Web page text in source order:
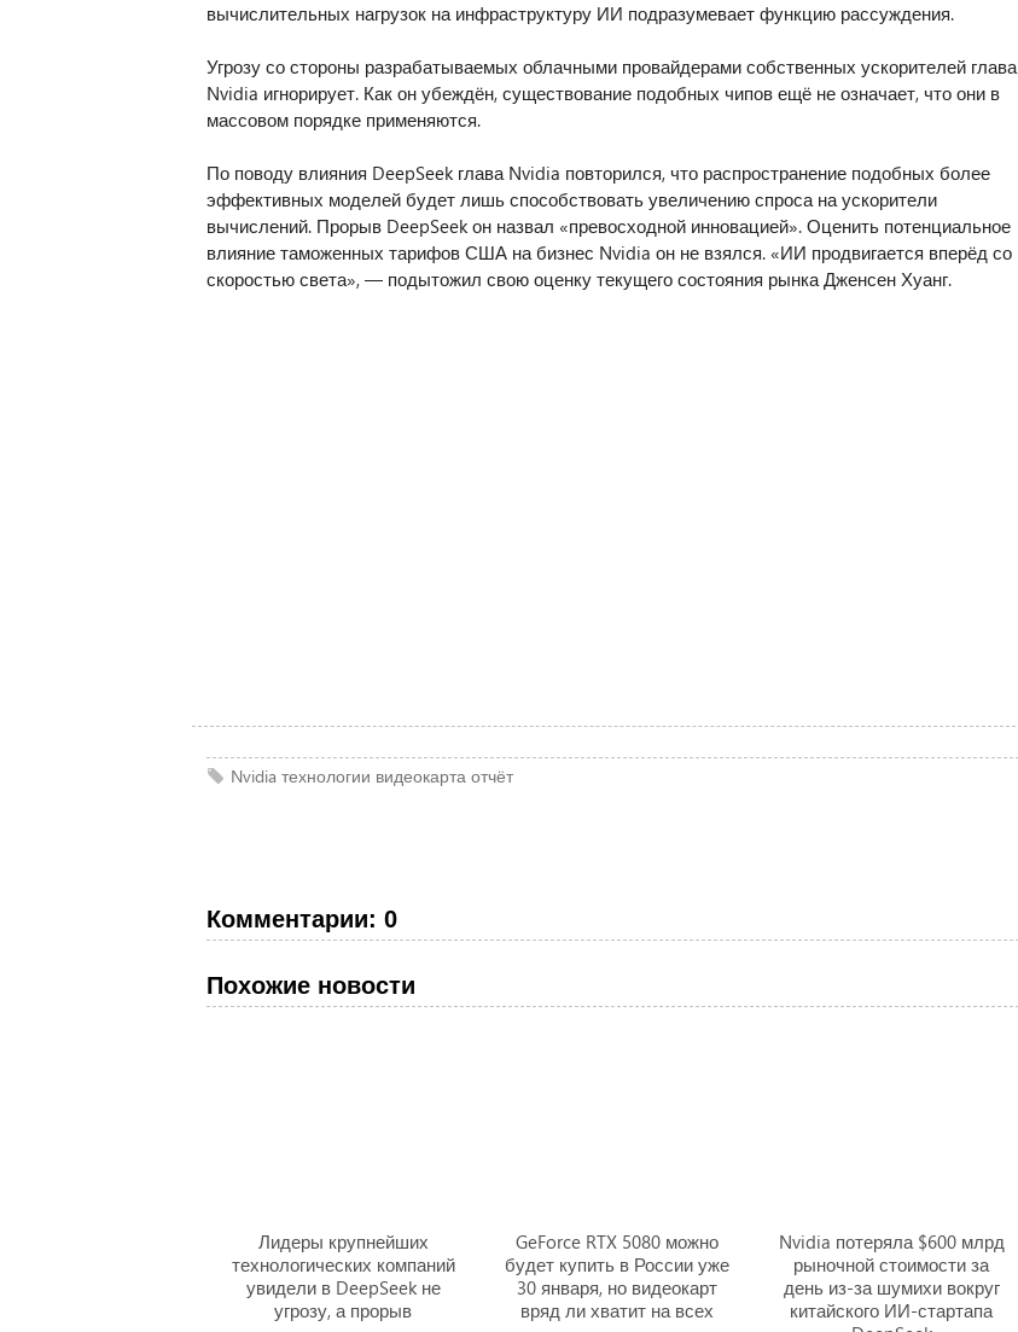
вычислительных нагрузок на инфраструктуру ИИ подразумевает функцию рассуждения.
Угрозу со стороны разрабатываемых облачными провайдерами собственных ускорителей глава
Nvidia игнорирует. Как он убеждён, существование подобных чипов ещё не означает, что они в
массовом порядке применяются.
По поводу влияния DeepSeek глава Nvidia повторился, что распространение подобных более
эффективных моделей будет лишь способствовать увеличению спроса на ускорители
вычислений. Прорыв DeepSeek он назвал «превосходной инновацией». Оценить потенциальное
влияние таможенных тарифов США на бизнес Nvidia он не взялся. «ИИ продвигается вперёд со
скоростью света», — подытожил свою оценку текущего состояния рынка Дженсен Хуанг.
Nvidia технологии видеокарта отчёт
Комментарии: 0
Похожие новости
Лидеры крупнейших
технологических компаний
увидели в DeepSeek не
угрозу, а прорыв
GeForce RTX 5080 можно
будет купить в России уже
30 января, но видеокарт
вряд ли хватит на всех
Nvidia потеряла $600 млрд
рыночной стоимости за
день из-за шумихи вокруг
китайского ИИ-стартапа